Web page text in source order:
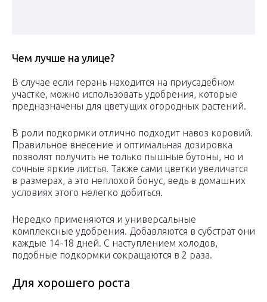
Чем лучше на улице?
В случае если герань находится на приусадебном
участке, можно использовать удобрения, которые
предназначены для цветущих огородных растений.
В роли подкормки отлично подходит навоз коровий.
Правильное внесение и оптимальная дозировка
позволят получить не только пышные бутоны, но и
сочные яркие листья. Также сами цветки увеличатся
в размерах, а это неплохой бонус, ведь в домашних
условиях этого нелегко добиться.
Нередко применяются и универсальные
комплексные удобрения. Добавляются в субстрат они
каждые 14-18 дней. С наступлением холодов,
подобные подкормки сокращаются в 2 раза.
Для хорошего роста